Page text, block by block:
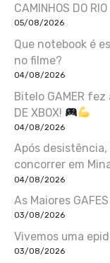
CAMINHOS DO RIO
05/08/2026
Que notebook é
no filme?
04/08/2026
Bitelo GAMER fez
DE XBOX!
04/08/2026
Após
concorrer em
04/08/2026
As Maiores
03/08/2026
Vivemos uma
03/08/2026